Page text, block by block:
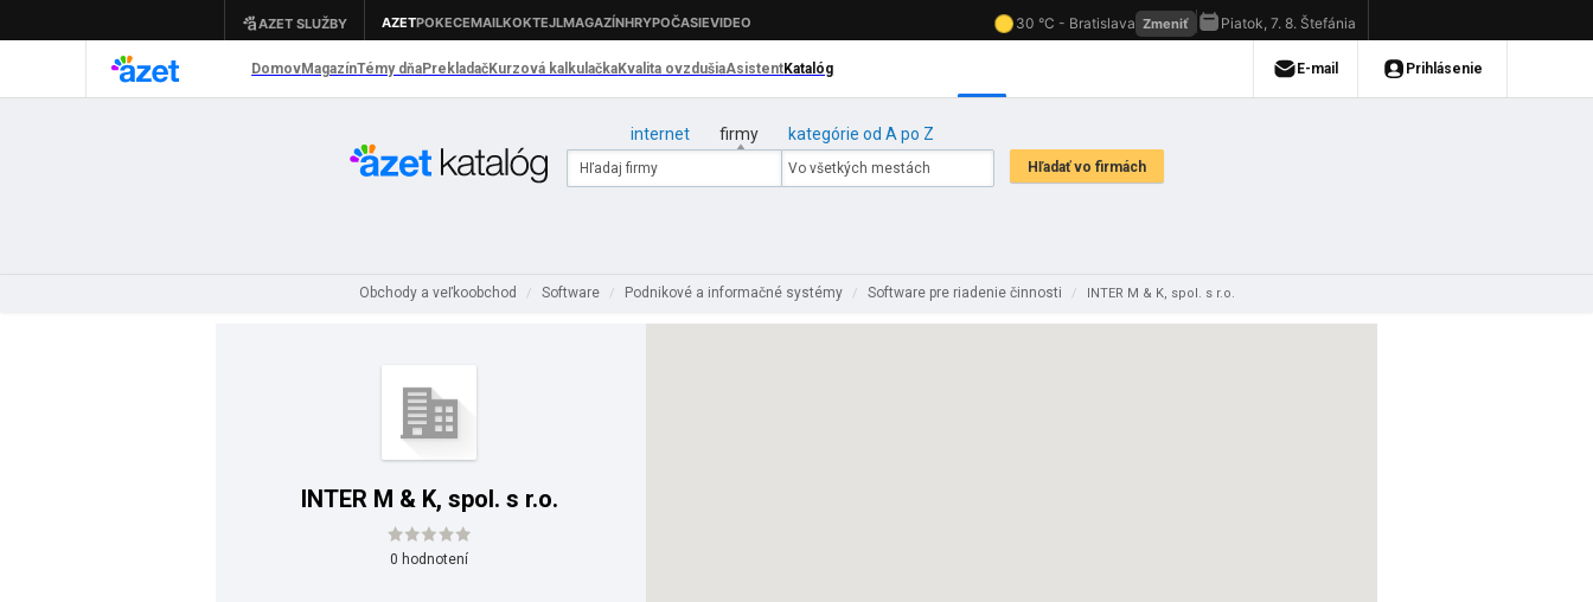
internet firmy kategórie od A po Z
Obchody a veľkoobchod / Software / Podnikové a informačné systémy / Software pre riadenie činnosti / INTER M & K, spol. s r.o.
INTER M & K, spol. s r.o.
0 hodnotení